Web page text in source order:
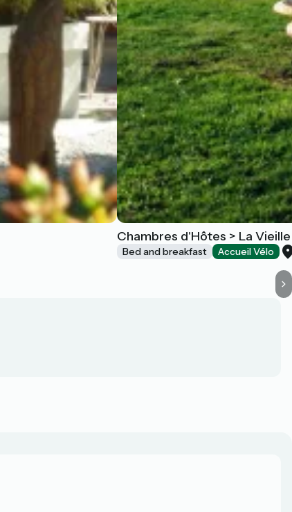
Chambres d'Hôtes > La
Bed and breakfast Accueil Vélo